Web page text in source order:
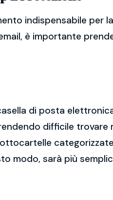
indispensabile per
è importante
di posta
difficile trovare
modo, sarà più